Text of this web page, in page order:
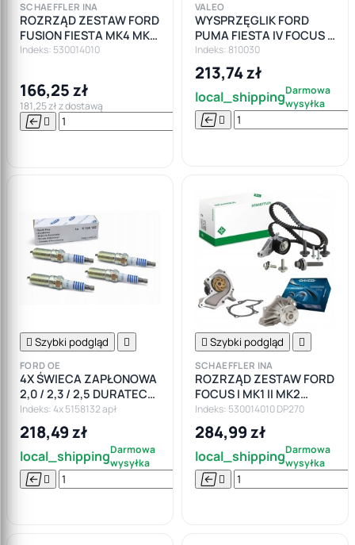
SCHAEFFLER INA
ROZRZĄD ZESTAW FORD
FUSION FIESTA MK4 MK5
FOCUS I II PUMA 1.25 1.4
Indeks: 530014010
166,25 zł
181,25 zł z dostawą
  

Do
VALEO
WYSPRZĘGLIK FORD
PUMA FIESTA IV FOCUS I
MK1 BENZ
Indeks: 810030
213,74 zł
local_shippingDarmowa
wysyłka
 
 Szybki podgląd 
FORD OE
4X ŚWIECA ZAPŁONOWA
2,0 / 2,3 / 2,5 DURATEC
5158132 CV6E-12405-AA
Indeks: 4x 5158132 apł
218,49 zł
local_shippingDarmowa
wysyłka
  

 Szybki podgląd 
SCHAEFFLER INA
ROZRZĄD ZESTAW FORD
FOCUS I MK1 II MK2
PUMA FUSION FIESTA
1.25 1.4 1.6 16V
Indeks: 530014010 DP270
284,99 zł
local_shippingDarmowa
wysyłka
 